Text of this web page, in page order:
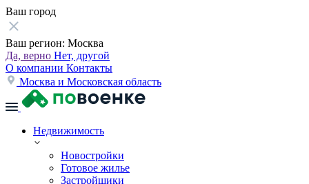
Ваш город
Ваш регион: Москва
Да, верно Нет, другой
О компании Контакты
Москва и Московская область
Недвижимость
Новостройки
Готовое жилье
Застройщики